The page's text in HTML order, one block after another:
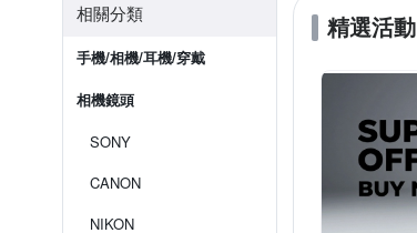
相關分類
手機/相機/耳機/穿戴
相機鏡頭
SONY
CANON
NIKON
精選活動